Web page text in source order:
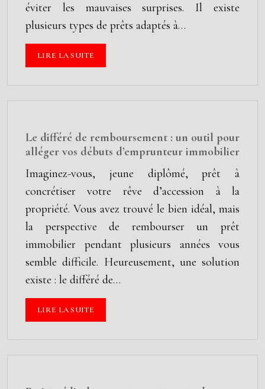
éviter les mauvaises surprises. Il existe
plusieurs types de prêts adaptés à…
LIRE LA SUITE
Le différé de remboursement : un outil pour
alléger vos débuts d’emprunteur immobilier
Imaginez-vous, jeune diplômé, prêt à
concrétiser votre rêve d’accession à la
propriété. Vous avez trouvé le bien idéal, mais
la perspective de rembourser un prêt
immobilier pendant plusieurs années vous
semble difficile. Heureusement, une solution
existe : le différé de…
LIRE LA SUITE